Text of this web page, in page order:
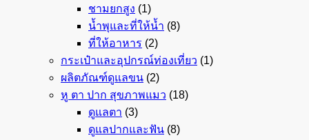
ชามยกสูง (1)
น้ำพุและที่ให้น้ำ (8)
ที่ให้อาหาร (2)
กระเป๋าและอุปกรณ์ท่องเที่ยว (1)
ผลิตภัณฑ์ดูแลขน (2)
หู ตา ปาก สุขภาพแมว (18)
ดูแลตา (3)
ดูแลปากและฟัน (8)